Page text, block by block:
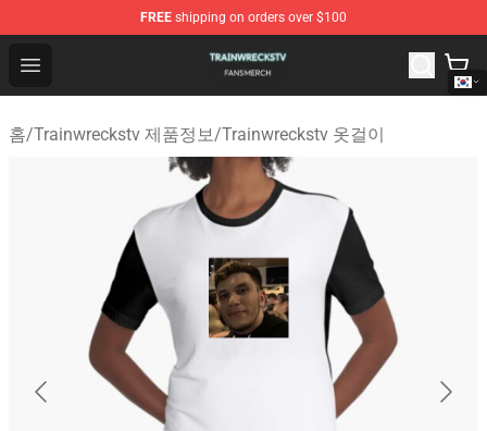
FREE shipping on orders over $100
Open menu
Trainwreckstv Shop - Official Trainwreckstv
홈/Trainwreckstv 제품정보/Trainwreckstv 옷걸이